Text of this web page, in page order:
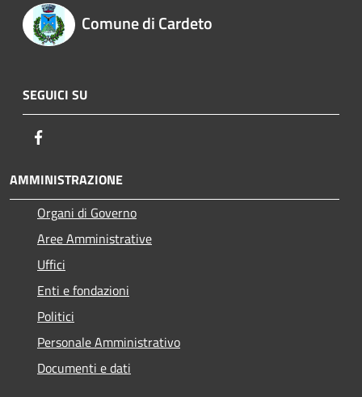
Comune di Cardeto
SEGUICI SU
AMMINISTRAZIONE
Organi di Governo
Aree Amministrative
Uffici
Enti e fondazioni
Politici
Personale Amministrativo
Documenti e dati